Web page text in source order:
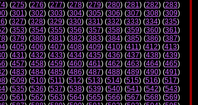
) (275) (276) (277) (278) (279) (280) (281) (282) (283)
) (301) (302) (303) (304) (305) (306) (307) (308) (309)
) (327) (328) (329) (330) (331) (332) (333) (334) (335)
) (353) (354) (355) (356) (357) (358) (359) (360) (361)
) (379) (380) (381) (382) (383) (384) (385) (386) (387)
) (405) (406) (407) (408) (409) (410) (411) (412) (413)
) (431) (432) (433) (434) (435) (436) (437) (438) (439)
) (457) (458) (459) (460) (461) (462) (463) (464) (465)
) (483) (484) (485) (486) (487) (488) (489) (490) (491)
) (509) (510) (511) (512) (513) (514) (515) (516) (517)
) (535) (536) (537) (538) (539) (540) (541) (542) (543)
) (561) (562) (563) (564) (565) (566) (567) (568) (569)